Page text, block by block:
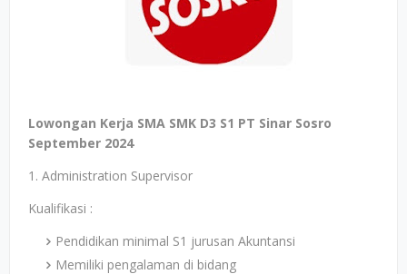
Lowongan Kerja SMA SMK D3 S1 PT Sinar Sosro
September 2024
1. Administration Supervisor
Kualifikasi :
Pendidikan minimal S1 jurusan Akuntansi
Memiliki pengalaman di bidang